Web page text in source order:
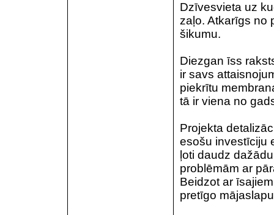
Dzīvesvieta uz
zaļo. Atkarīgs no
šikumu.
Diezgan īss
ir savs
piekrītu
tā ir viena no
Projekta
esošu investīciju
ļoti daudz
problēmām ar
Beidzot ar
pretīgo